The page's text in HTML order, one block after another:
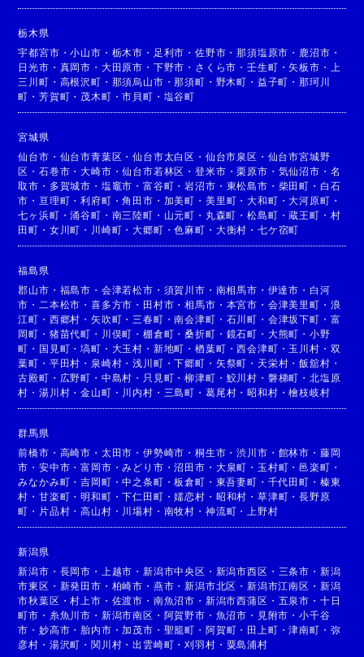
栃木県
宇都宮市 ・小山市 ・ 栃木市 ・ 足利市 ・佐野市 ・那須塩原市 ・ 鹿沼市 ・
日光市 ・ 真岡市 ・ 大田原市 ・ 下野市 ・ さくら市 ・壬生町 ・矢板市 ・
上
三川町 ・ 高根沢町 ・ 那須烏山市 ・那須町 ・ 野木町 ・ 益子町 ・那珂川
町 ・芳賀町 ・ 茂木町 ・市貝町 ・ 塩谷町
宮城県
仙台市 ・ 仙台市青葉区 ・仙台市太白区 ・ 仙台市泉区 ・ 仙台市宮城野
区 ・石巻市 ・大崎市 ・仙台市若林区 ・登米市 ・栗原市 ・ 気仙沼市 ・ 名
取市 ・ 多賀城市 ・ 塩竈市 ・富谷町 ・岩沼市 ・ 東松島市 ・ 柴田町 ・ 白石
市 ・ 亘理町 ・利府町 ・角田市 ・ 加美町 ・ 美里町 ・大和町 ・大河原町 ・
七ヶ浜町 ・涌谷町 ・ 南三陸町 ・ 山元町 ・ 丸森町 ・松島町 ・蔵王町 ・ 村
田町 ・ 女川町 ・ 川崎町 ・大郷町 ・色麻町 ・ 大衡村 ・ 七ケ宿町
福島県
郡山市 ・ 福島市 ・ 会津若松市 ・ 須賀川市 ・ 南相馬市 ・ 伊達市 ・ 白河
市 ・ 二本松市 ・喜多方市 ・ 田村市 ・相馬市 ・ 本宮市 ・ 会津美里町 ・ 浪
江町 ・ 西郷村 ・矢吹町 ・ 三春町 ・南会津町 ・ 石川町 ・ 会津坂下町 ・ 富
岡町 ・ 猪苗代町 ・ 川俣町 ・棚倉町 ・桑折町 ・ 鏡石町 ・ 大熊町 ・ 小野
町 ・ 国見町 ・塙町 ・ 大玉村 ・ 新地町 ・楢葉町 ・西会津町 ・ 玉川村 ・ 双
葉町 ・ 平田村 ・ 泉崎村 ・浅川町 ・下郷町 ・ 矢祭町 ・ 天栄村 ・飯舘村 ・
古殿町 ・ 広野町 ・ 中島村 ・ 只見町 ・柳津町 ・ 鮫川村 ・ 磐梯町 ・ 北塩原
村 ・湯川村 ・金山町 ・ 川内村 ・ 三島町 ・ 葛尾村 ・昭和村 ・檜枝岐村
群馬県
前橋市 ・ 高崎市 ・ 太田市 ・伊勢崎市 ・桐生市 ・渋川市 ・ 館林市 ・ 藤岡
市 ・安中市 ・富岡市 ・みどり市 ・沼田市 ・ 大泉町 ・ 玉村町 ・邑楽町 ・
みなかみ町 ・吉岡町 ・中之条町 ・板倉町 ・ 東吾妻町 ・ 千代田町 ・ 榛東
村 ・甘楽町 ・明和町 ・下仁田町 ・嬬恋村 ・ 昭和村 ・ 草津町 ・長野原
町 ・ 片品村 ・高山村 ・ 川場村 ・ 南牧村 ・ 神流町 ・ 上野村
新潟県
新潟市 ・ 長岡市 ・ 上越市 ・新潟市中央区 ・ 新潟市西区 ・ 三条市 ・ 新潟
市東区 ・ 新発田市 ・ 柏崎市 ・ 燕市 ・新潟市北区 ・新潟市江南区 ・ 新潟
市秋葉区 ・村上市 ・ 佐渡市 ・ 南魚沼市 ・ 新潟市西蒲区 ・ 五泉市 ・ 十日
町市 ・ 糸魚川市 ・ 新潟市南区 ・ 阿賀野市 ・ 魚沼市 ・ 見附市 ・小千谷
市 ・妙高市 ・ 胎内市 ・加茂市 ・ 聖籠町 ・ 阿賀町 ・ 田上町 ・津南町 ・ 弥
彦村 ・ 湯沢町 ・関川村 ・出雲崎町 ・刈羽村 ・ 粟島浦村